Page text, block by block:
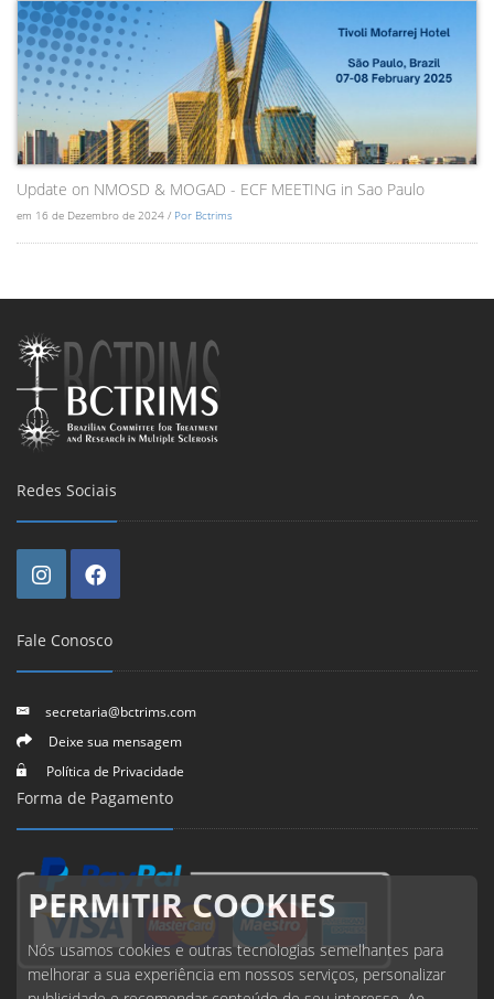
Update on NMOSD & MOGAD - ECF MEETING in Sao Paulo
em 16 de Dezembro de 2024 / Por Bctrims
Redes Sociais
Fale Conosco
secretaria@bctrims.com
Deixe sua mensagem
Política de Privacidade
Forma de Pagamento
PERMITIR COOKIES
Nós usamos cookies e outras tecnologias semelhantes para
melhorar a sua experiência em nossos serviços, personalizar